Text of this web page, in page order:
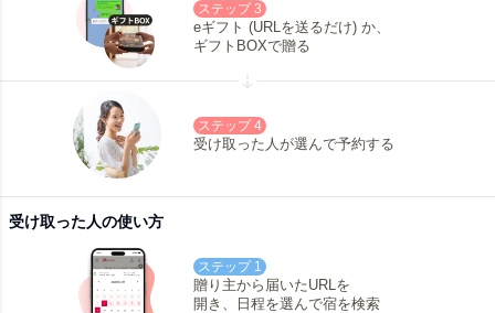
ステップ 3
eギフト (URLを送るだけ) か、
ギフトBOXで贈る
ステップ 4
受け取った人が選んで予約する
受け取った人の使い方
ステップ 1
贈り主から届いたURLを
開き、日程を選んで宿を検索